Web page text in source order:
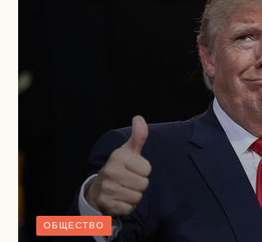
ОБЩЕСТВО